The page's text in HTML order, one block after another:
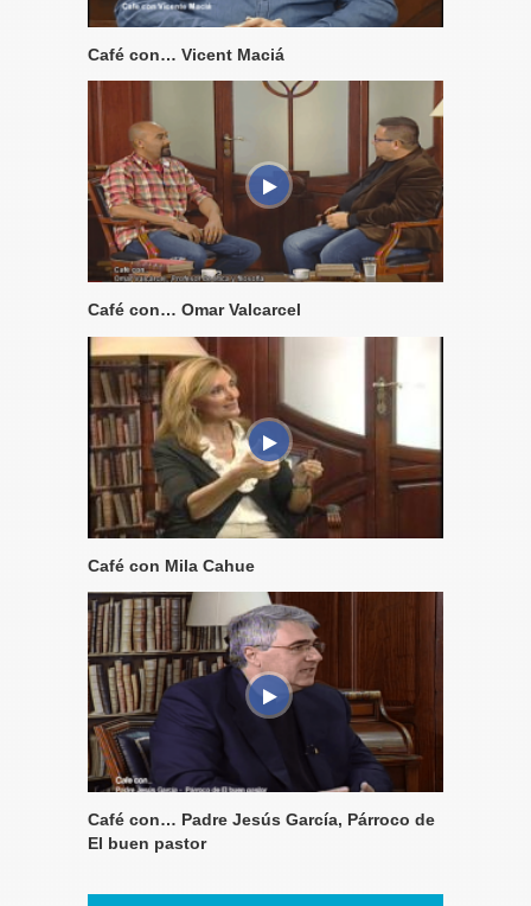
Café con… Vicent Maciá
Café con… Omar Valcarcel
Café con Mila Cahue
Café con… Padre Jesús García, Párroco de
El buen pastor